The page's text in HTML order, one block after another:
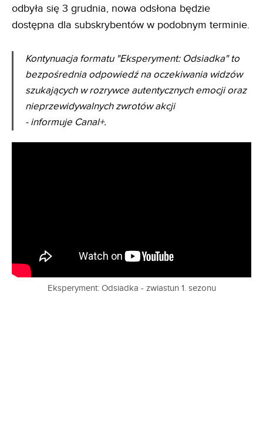
odbyła się 3 grudnia, nowa odsłona będzie
dostępna dla subskrybentów w podobnym terminie.
Kontynuacja formatu "Eksperyment: Odsiadka" to
bezpośrednia odpowiedź na oczekiwania widzów
szukających w rozrywce autentycznych emocji oraz
nieprzewidywalnych zwrotów akcji
- informuje Canal+.
Eksperyment: Odsiadka - zwiastun 1. sezonu